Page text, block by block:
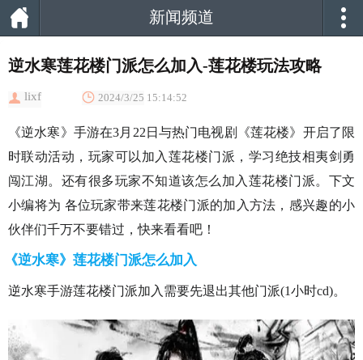
新闻频道
逆水寒莲花楼门派怎么加入-莲花楼玩法攻略
lixf 2024/3/25 15:14:52
《逆水寒》手游在3月22日与热门电视剧《莲花楼》开启了限
时联动活动，玩家可以加入莲花楼门派，学习绝技相夷剑勇
闯江湖。还有很多玩家不知道该怎么加入莲花楼门派。下文
小编将为 各位玩家带来莲花楼门派的加入方法，感兴趣的小
伙伴们千万不要错过，快来看看吧！
《逆水寒》莲花楼门派怎么加入
逆水寒手游莲花楼门派加入需要先退出其他门派(1小时cd)。